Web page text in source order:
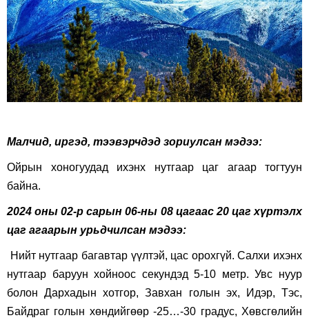
Малч­ид, иргэд, тээвэрчдэд зориулсан мэдээ:
Ойрын хоногуудад ихэнх нутгаар цаг агаар тогтуун
байна.
2024 оны 02-р сарын 06-ны 08 цагаас 20 цаг хүртэлх
цаг агаарын урьдчилсан мэдээ:
Нийт нутгаар багавтар үүлтэй, цас орохгүй. Салхи ихэнх
нутгаар баруун хойноос секундэд 5-10 метр. Увс нуур
болон Дархадын хотгор, Завхан голын эх, Идэр, Тэс,
Байдраг голын хөндийгөөр -25…-30 градус, Хөвсгөлийн